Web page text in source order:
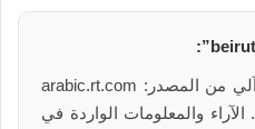
تم جلب هذا المحتوى بشكل آلي من المصدر: arabic.rt.com
. الآراء والمعلومات الواردة في